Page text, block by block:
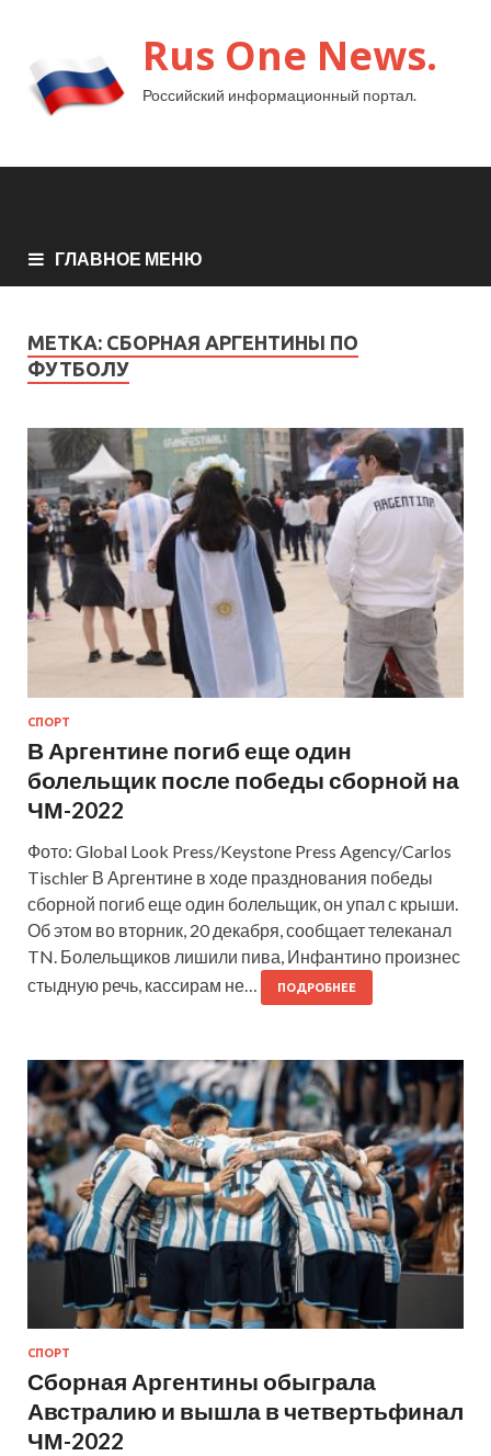
Rus One News.
Российский информационный портал.
ГЛАВНОЕ МЕНЮ
МЕТКА: СБОРНАЯ АРГЕНТИНЫ ПО
ФУТБОЛУ
СПОРТ
В Аргентине погиб еще один
болельщик после победы сборной на
ЧМ-2022
Фото: Global Look Press/Keystone Press Agency/Carlos
Tischler В Аргентине в ходе празднования победы
сборной погиб еще один болельщик, он упал с крыши.
Об этом во вторник, 20 декабря, сообщает телеканал
TN. Болельщиков лишили пива, Инфантино произнес
стыдную речь, кассирам не…
ПОДРОБНЕЕ
СПОРТ
Сборная Аргентины обыграла
Австралию и вышла в четвертьфинал
ЧМ-2022